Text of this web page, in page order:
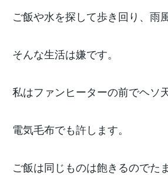
ご飯や水を探して歩き回り、雨
そんな生活は嫌です。
私はファンヒーターの前でヘソ
電気毛布でも許します。
ご飯は同じものは飽きるのでた